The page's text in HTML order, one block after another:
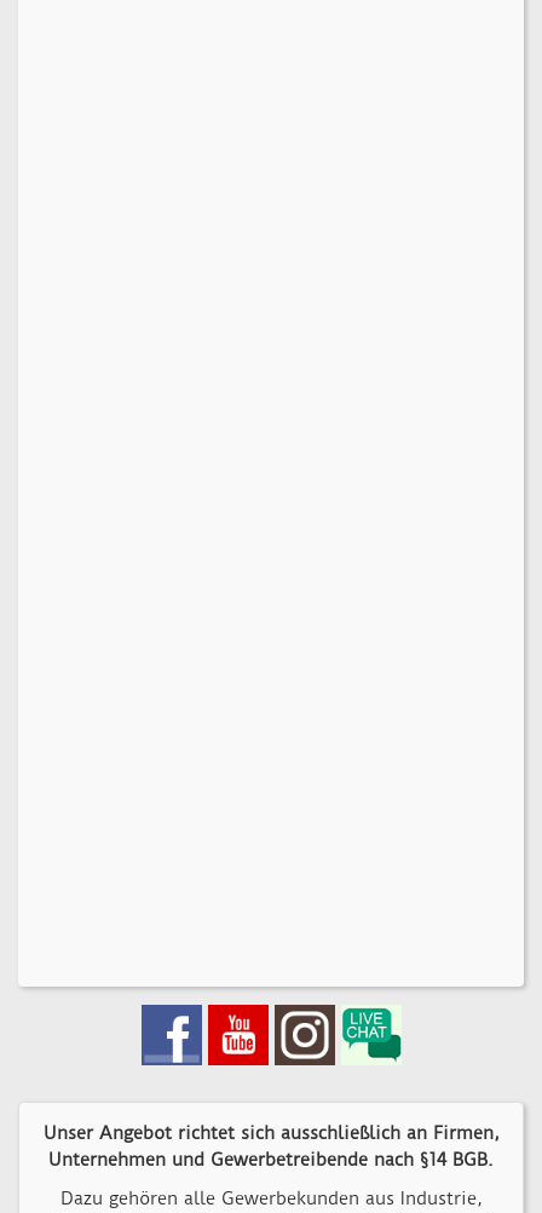
Unser Angebot richtet sich ausschließlich an Firmen,
Unternehmen und Gewerbetreibende nach §14 BGB.
Dazu gehören alle Gewerbekunden aus Industrie,